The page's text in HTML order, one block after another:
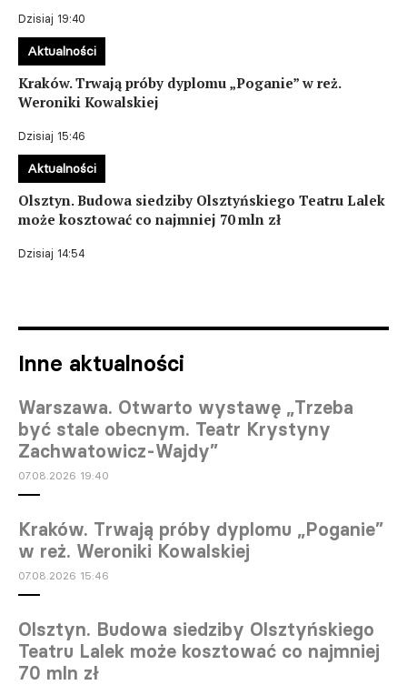
Dzisiaj 19:40
Kraków. Trwają próby dyplomu „Poganie” w reż.
Weroniki Kowalskiej
Dzisiaj 15:46
Aktualności
Olsztyn. Budowa siedziby Olsztyńskiego Teatru Lalek
może kosztować co najmniej 70 mln zł
Dzisiaj 14:54
Aktualności
Inne aktualności
Warszawa. Otwarto wystawę „Trzeba
być stale obecnym. Teatr Krystyny
Zachwatowicz-Wajdy”
07.08.2026 19:40
Kraków. Trwają próby dyplomu „Poganie”
w reż. Weroniki Kowalskiej
07.08.2026 15:46
Olsztyn. Budowa siedziby Olsztyńskiego
Teatru Lalek może kosztować co najmniej
70 mln zł